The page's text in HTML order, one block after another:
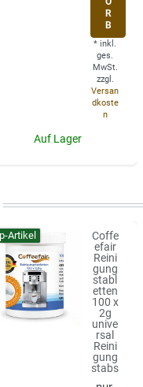
R
B
* inkl.
ges.
MwSt.
zzgl.
Versan
dkoste
n
Auf Lager
Artikel
Coffe
efair
Reini
gung
stabl
etten
100 x
2g
unive
rsal
Reini
gung
stabs